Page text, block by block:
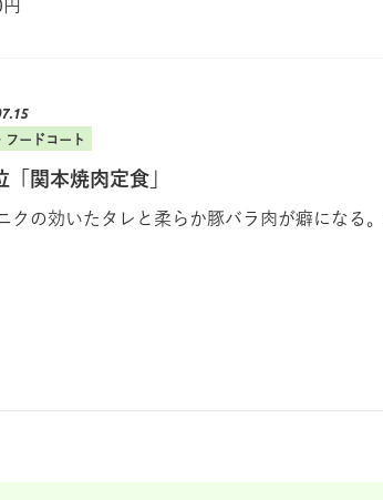
フードコート
「関本焼肉定食」
クの効いたタレと柔らか豚バラ肉が癖になる